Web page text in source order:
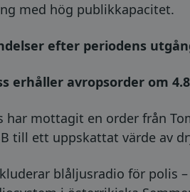
med hög publikkapacitet.
efter periodens
erhåller avropsorder om
har mottagit en order från
till ett uppskattat värde av
blåljusradio för polis